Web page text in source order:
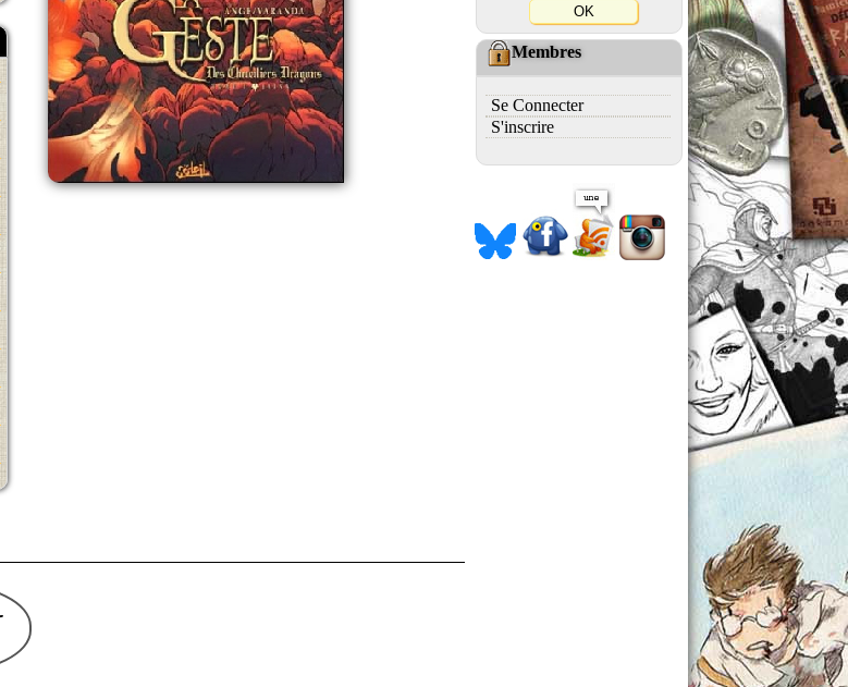
Membres
Se Connecter
S'inscrire